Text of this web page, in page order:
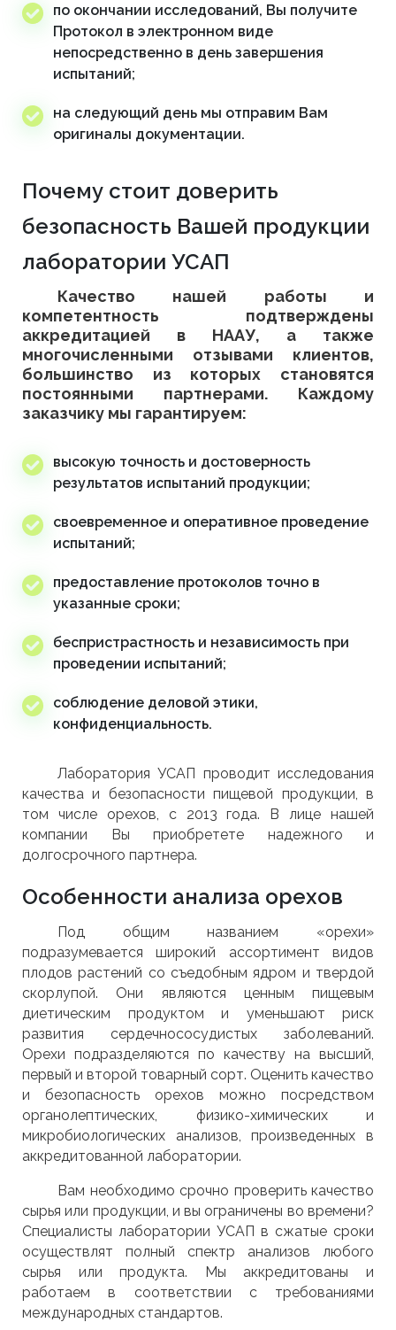
по окончании исследований, Вы получите
Протокол в электронном виде
непосредственно в день завершения
испытаний;
на следующий день мы отправим Вам
оригиналы документации.
Почему стоит доверить
безопасность Вашей продукции
лаборатории УСАП
Качество нашей работы и
компетентность подтверждены
аккредитацией в НААУ, а также
многочисленными отзывами клиентов,
большинство из которых становятся
постоянными партнерами. Каждому
заказчику мы гарантируем:
высокую точность и достоверность
результатов испытаний продукции;
своевременное и оперативное проведение
испытаний;
предоставление протоколов точно в
указанные сроки;
беспристрастность и независимость при
проведении испытаний;
соблюдение деловой этики,
конфиденциальность.
Лаборатория УСАП проводит исследования
качества и безопасности пищевой продукции, в
том числе орехов, с 2013 года. В лице нашей
компании Вы приобретете надежного и
долгосрочного партнера.
Особенности анализа орехов
Под общим названием «орехи»
подразумевается широкий ассортимент видов
плодов растений со съедобным ядром и твердой
скорлупой. Они являются ценным пищевым
диетическим продуктом и уменьшают риск
развития сердечнососудистых заболеваний.
Орехи подразделяются по качеству на высший,
первый и второй товарный сорт. Оценить качество
и безопасность орехов можно посредством
органолептических, физико-химических и
микробиологических анализов, произведенных в
аккредитованной лаборатории.
Вам необходимо срочно проверить качество
сырья или продукции, и вы ограничены во времени?
Специалисты лаборатории УСАП в сжатые сроки
осуществлят полный спектр анализов любого
сырья или продукта. Мы аккредитованы и
работаем в соответствии с требованиями
международных стандартов.